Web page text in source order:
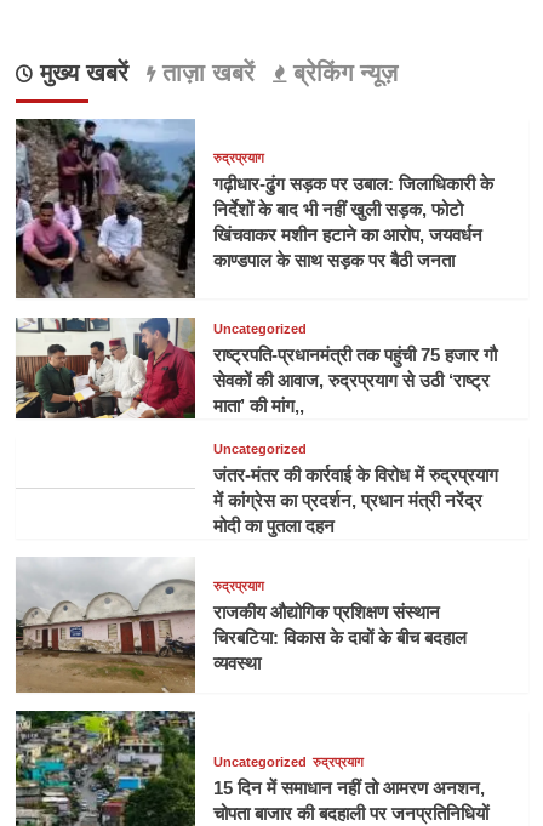
मुख्य खबरें ताज़ा खबरें ब्रेकिंग न्यूज़
रुद्रप्रयाग
गढ़ीधार-ढुंग सड़क पर उबाल: जिलाधिकारी के
निर्देशों के बाद भी नहीं खुली सड़क, फोटो
खिंचवाकर मशीन हटाने का आरोप, जयवर्धन
काण्डपाल के साथ सड़क पर बैठी जनता
Uncategorized
राष्ट्रपति-प्रधानमंत्री तक पहुंची 75 हजार गौ
सेवकों की आवाज, रुद्रप्रयाग से उठी ‘राष्ट्र
माता’ की मांग,,
Uncategorized
जंतर-मंतर की कार्रवाई के विरोध में रुद्रप्रयाग
में कांग्रेस का प्रदर्शन, प्रधान मंत्री नरेंद्र
मोदी का पुतला दहन
रुद्रप्रयाग
राजकीय औद्योगिक प्रशिक्षण संस्थान
चिरबटिया: विकास के दावों के बीच बदहाल
व्यवस्था
Uncategorized रुद्रप्रयाग
15 दिन में समाधान नहीं तो आमरण अनशन,
चोपता बाजार की बदहाली पर जनप्रतिनिधियों